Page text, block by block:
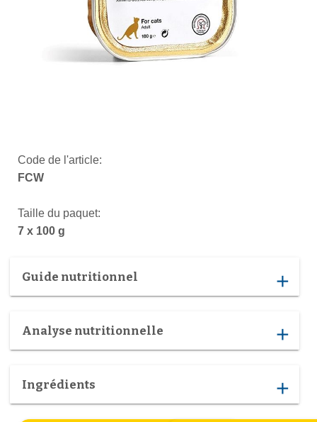
Code de l'article:
FCW
Taille du paquet:
7 x 100 g
Guide nutritionnel add
Analyse nutritionnelle add
Ingrédients add